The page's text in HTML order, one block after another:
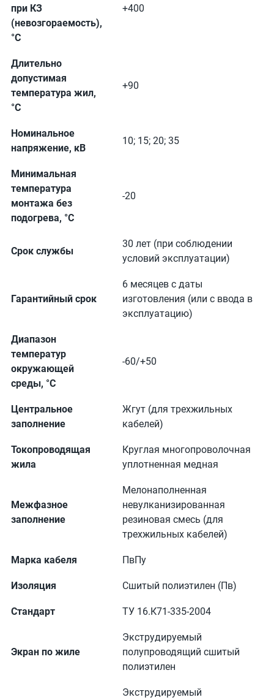
при КЗ
(невозгораемость),
°C
+400
Длительно
допустимая
температура жил,
°C
+90
Номинальное
напряжение, кВ
10; 15; 20; 35
Минимальная
температура
монтажа без
подогрева, °C
-20
Срок службы
30 лет (при соблюдении
условий эксплуатации)
Гарантийный срок
6 месяцев с даты
изготовления (или с ввода в
эксплуатацию)
Диапазон
температур
окружающей
среды, °C
-60/+50
Центральное
заполнение
Жгут (для трехжильных
кабелей)
Токопроводящая
жила
Круглая многопроволочная
уплотненная медная
Межфазное
заполнение
Мелонаполненная
невулканизированная
резиновая смесь (для
трехжильных кабелей)
Марка кабеля ПвПу
Изоляция Сшитый полиэтилен (Пв)
Стандарт ТУ 16.К71-335-2004
Экран по жиле
Экструдируемый
полупроводящий сшитый
полиэтилен
Экструдируемый